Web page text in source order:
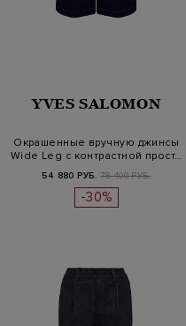
YVES SALOMON
Окрашенные вручную джинсы
Wide Leg с контрастной прост…
54 880 РУБ. 78 400 РУБ.
-30%